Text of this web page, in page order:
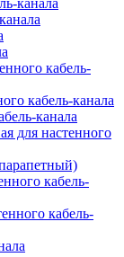
канала
кабель-
кабель-канала
канала
для настенного
кабель-
кабель-